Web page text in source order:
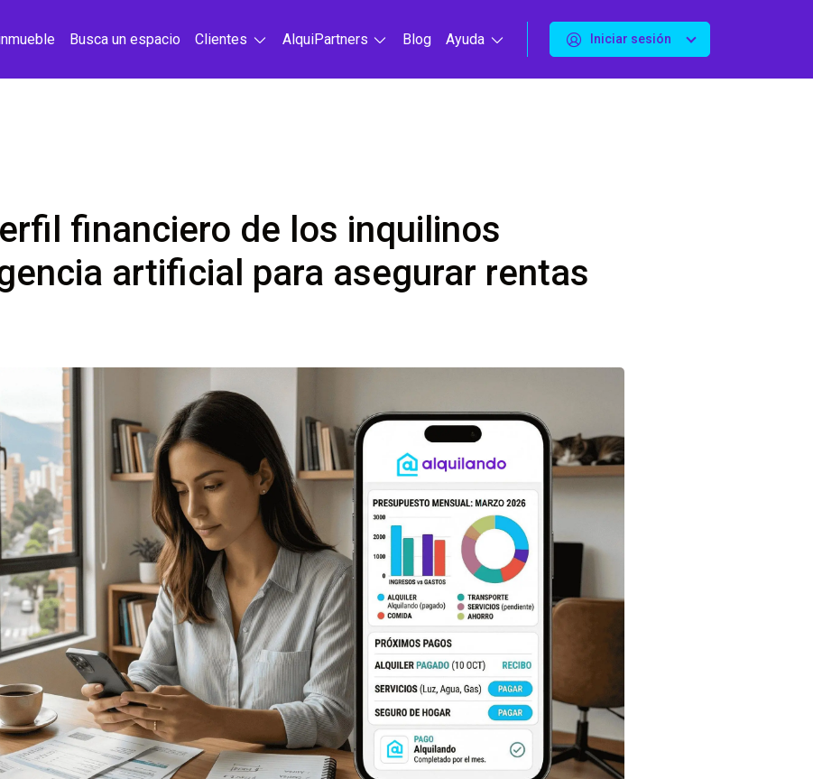
Busca un espacio Clientes AlquiPartners Blog Ayuda Iniciar sesión
financiero de los inquilinos
artificial para asegurar rentas